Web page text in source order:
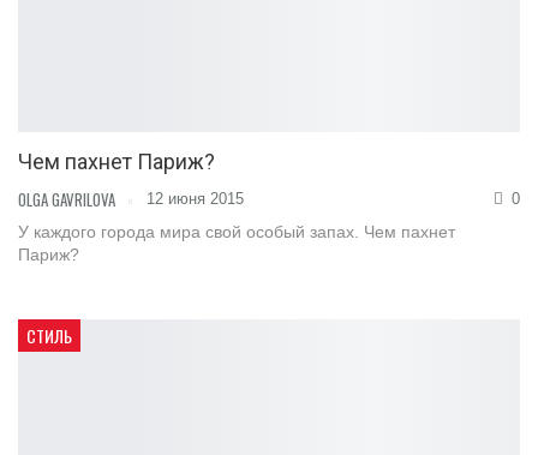
Чем пахнет Париж?
OLGA GAVRILOVA 12 июня 2015 0
У каждого города мира свой особый запах. Чем пахнет
Париж?
СТИЛЬ